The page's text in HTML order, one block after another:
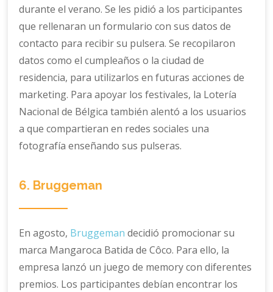
durante el verano. Se les pidió a los participantes
que rellenaran un formulario con sus datos de
contacto para recibir su pulsera. Se recopilaron
datos como el cumpleaños o la ciudad de
residencia, para utilizarlos en futuras acciones de
marketing. Para apoyar los festivales, la Lotería
Nacional de Bélgica también alentó a los usuarios
a que compartieran en redes sociales una
fotografía enseñando sus pulseras.
6. Bruggeman
En agosto, Bruggeman decidió promocionar su
marca Mangaroca Batida de Côco. Para ello, la
empresa lanzó un juego de memory con diferentes
premios. Los participantes debían encontrar los